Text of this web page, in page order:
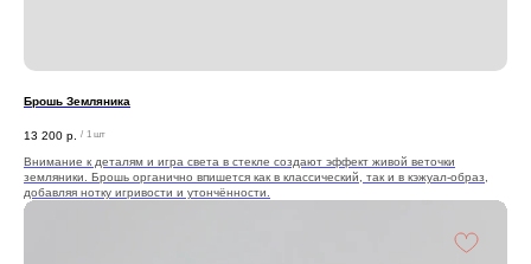
Брошь Земляника
13 200 р. / 1 шт
Внимание к деталям и игра света в стекле создают эффект живой веточки
земляники. Брошь органично впишется как в классический, так и в кэжуал-образ,
добавляя нотку игривости и утончённости.